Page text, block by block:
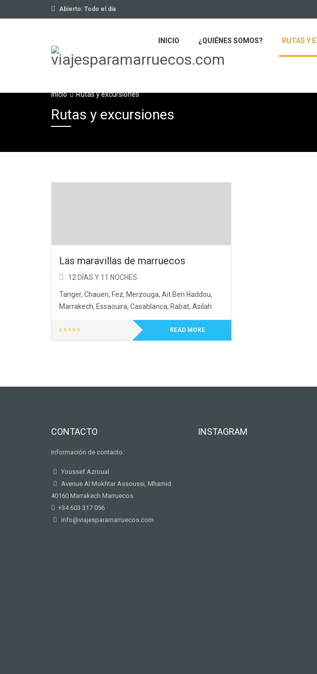
Abierto: Todo el día
INICIO ¿QUIÉNES SOMOS? RUTAS Y
Inicio Rutas y excursiones
Rutas y excursiones
Las maravillas de marruecos
12 DÍAS Y 11 NOCHES
Tanger, Chauen, Fez, Merzouga, Ait Ben Haddou,
Marrakech, Essaouira, Casablanca, Rabat, Asilah
READ MORE
CONTACTO
Información de contacto:
Youssef Azroual
Avenue Al Mokhtar Assoussi, Mhamid
40160 Marrakech Marruecos
+34 603 317 056
info@viajesparamarruecos.com
INSTAGRAM